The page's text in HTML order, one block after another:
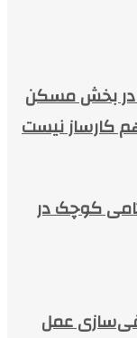
در بخش مسکن
کارساز نیست
کوچک در
عمل